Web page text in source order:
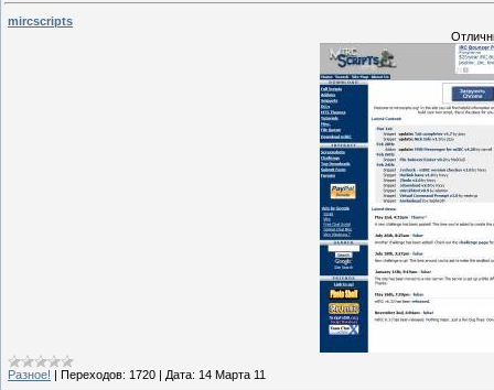
mircscripts
Разное! | Переходов: 1720 | Дата: 14 Марта 11